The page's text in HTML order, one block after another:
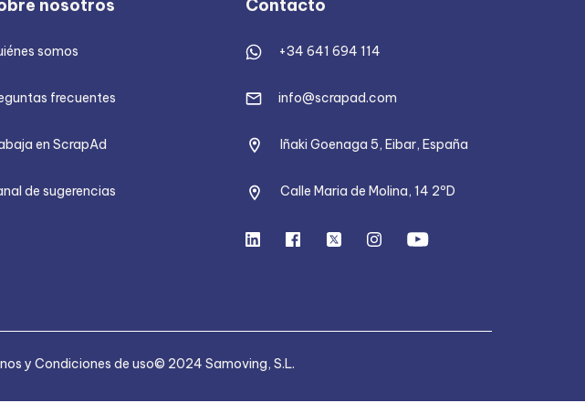
nosotros
somos
frecuentes
en ScrapAd
de sugerencias
Contacto
+34 641 694 114
info@scrapad.com
Iñaki Goenaga 5, Eibar, España
Calle Maria de Molina, 14 2ºD
y Condiciones de uso© 2024 Samoving, S.L.